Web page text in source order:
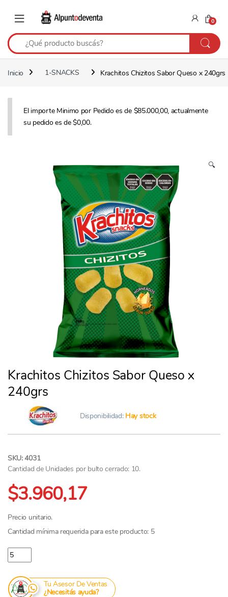
0
Inicio 1-SNACKS Krachitos Chizitos Sabor Queso x 240grs
El importe Minimo por Pedido es de $85.000,00, actualmente
su pedido es de $0,00.
🔍
Krachitos Chizitos Sabor Queso x
240grs
Disponibilidad: Hay stock
SKU: 4031
Cantidad de Unidades por bulto cerrado: 10.
$3.960,17
Precio unitario.
Cantidad mínima requerida para este producto: 5
Krachitos Chizitos Sabor Queso x 240grs cantidad
Tu Asesor De Ventas
¿Necesitás ayuda?